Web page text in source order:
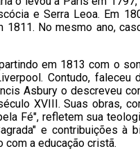
e Serra Leoa. Em
No mesmo ano,
em 1813 com o
Contudo,
Asbury o descreveu
XVIII. Suas obras,
Fé", refletem sua
e contribuições à
a educação cristã.